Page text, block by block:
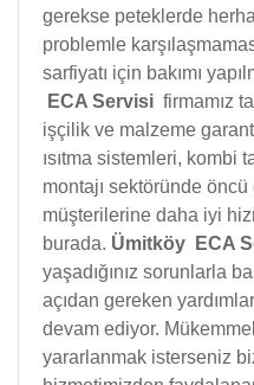
gerekse peteklerde
problemle
sarfiyatı için bakımı
ECA Servisi firmamız
işçilik ve malzeme
ısıtma sistemleri, kombi
montajı sektöründe
müşterilerine daha iyi
burada. Ümitköy ECA
yaşadığınız sorunlarla
açıdan gereken
devam ediyor.
yararlanmak isterseniz